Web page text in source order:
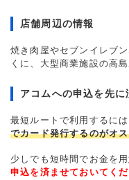
店舗周辺の情報
焼き肉屋やセブンイレブ
くに、大型商業施設の高
アコムへの申込を先に
最短ルートで利用するには
でカード発行するのがオ
少しでも短時間でお金を用
申込を済ませておいてくだ